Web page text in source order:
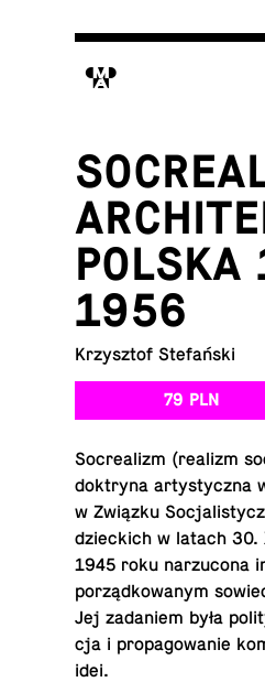
M
1956
Krzysztof Stefański
79 PLN
So­cre­alizm (realizm
dok­try­na ar­ty­stycz­na
w Związku
dziec­kich w latach 30.
1945 roku na­rzu­co­na
po­rząd­ko­wa­nym
Jej za­da­niem była
cja i pro­pa­go­wa­nie
idei.